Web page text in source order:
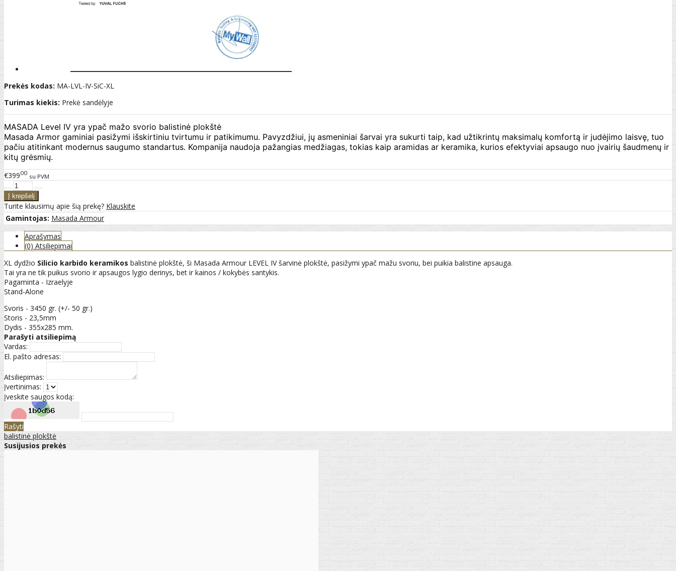
Prekės kodas: MA-LVL-IV-SiC-XL
Turimas kiekis: Prekė sandėlyje
MASADA Level IV yra ypač mažo svorio balistinė plokštė
Masada Armor gaminiai pasižymi išskirtiniu tvirtumu ir patikimumu. Pavyzdžiui, jų asmeniniai šarvai yra sukurti taip, kad užtikrintų maksimalų komfortą ir judėjimo laisvę, tuo
pačiu atitinkant modernus saugumo standartus. Kompanija naudoja pažangias medžiagas, tokias kaip aramidas ar keramika, kurios efektyviai apsaugo nuo įvairių šaudmenų ir
kitų grėsmių.
€39900 su PVM
Turite klausimų apie šią prekę? Klauskite
Gamintojas: Masada Armour
Aprašymas
(0) Atsiliepimai
XL dydžio Silicio karbido keramikos balistinė plokštė, ši Masada Armour LEVEL IV šarvinė plokštė, pasižymi ypač mažu svoriu, bei puikia balistine apsauga.
Tai yra ne tik puikus svorio ir apsaugos lygio derinys, bet ir kainos / kokybės santykis.
Pagaminta - Izraelyje
Stand-Alone
Svoris - 3450 gr. (+/- 50 gr.)
Storis - 23,5mm
Dydis - 355x285 mm.
Parašyti atsiliepimą
Vardas:
El. pašto adresas:
Atsiliepimas:
Įvertinimas:
Įveskite saugos kodą:
Rašyti
balistinė plokštė
Susijusios prekės